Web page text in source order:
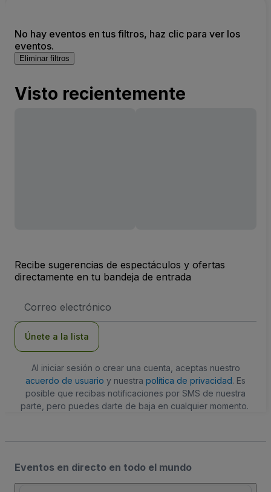
No hay eventos en tus filtros, haz clic para ver los
eventos.
Eliminar filtros
Visto recientemente
Recibe sugerencias de espectáculos y ofertas
directamente en tu bandeja de entrada
de
Únete a la lista
Al iniciar sesión o crear una cuenta, aceptas nuestro
acuerdo de usuario y nuestra política de privacidad. Es
posible que recibas notificaciones por SMS de nuestra
parte, pero puedes darte de baja en cualquier momento.
Eventos en directo en todo el mundo